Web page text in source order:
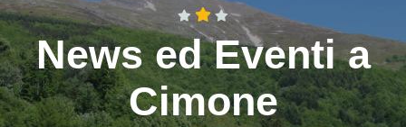
News ed Eventi a
Cimone